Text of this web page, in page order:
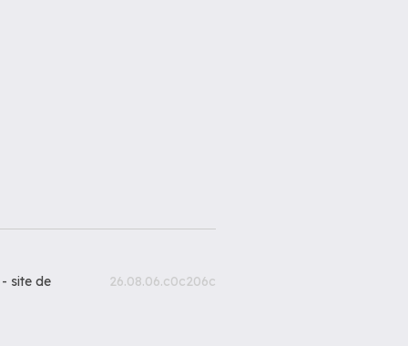
site de 26.08.06.c0c206c